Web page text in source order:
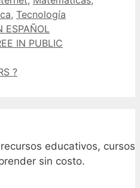
, Tecnología
ESPAÑOL
IN PUBLIC
?
educativos, cursos
sin costo.